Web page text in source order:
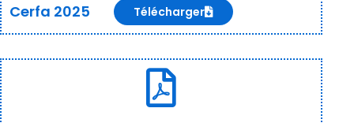
Cerfa 2025 Télécharger